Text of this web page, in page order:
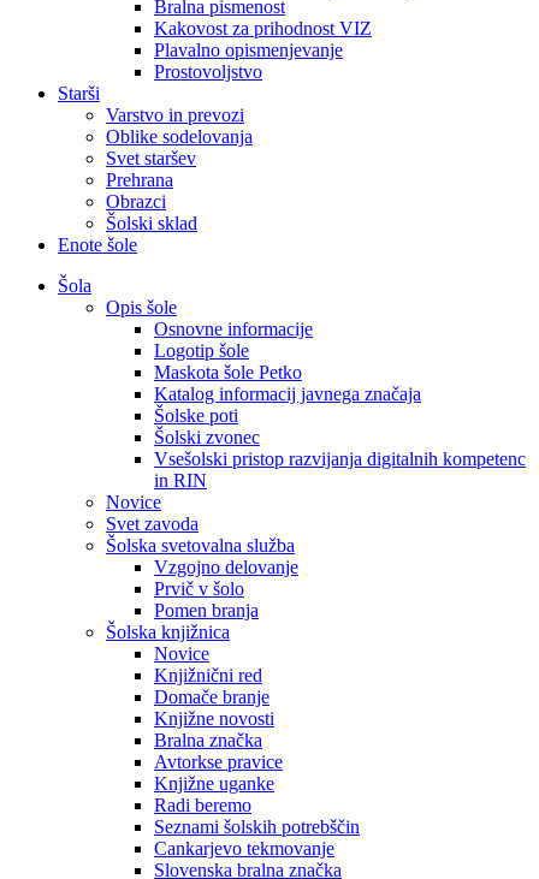
Bralna pismenost
Kakovost za prihodnost VIZ
Plavalno opismenjevanje
Prostovoljstvo
Starši
Varstvo in prevozi
Oblike sodelovanja
Svet staršev
Prehrana
Obrazci
Šolski sklad
Enote šole
Šola
Opis šole
Osnovne informacije
Logotip šole
Maskota šole Petko
Katalog informacij javnega značaja
Šolske poti
Šolski zvonec
Vsešolski pristop razvijanja digitalnih kompetenc
in RIN
Novice
Svet zavoda
Šolska svetovalna služba
Vzgojno delovanje
Prvič v šolo
Pomen branja
Šolska knjižnica
Novice
Knjižnični red
Domače branje
Knjižne novosti
Bralna značka
Avtorkse pravice
Knjižne uganke
Radi beremo
Seznami šolskih potrebščin
Cankarjevo tekmovanje
Slovenska bralna značka